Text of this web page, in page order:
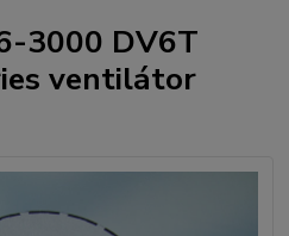
3000 DV6T
ventilátor